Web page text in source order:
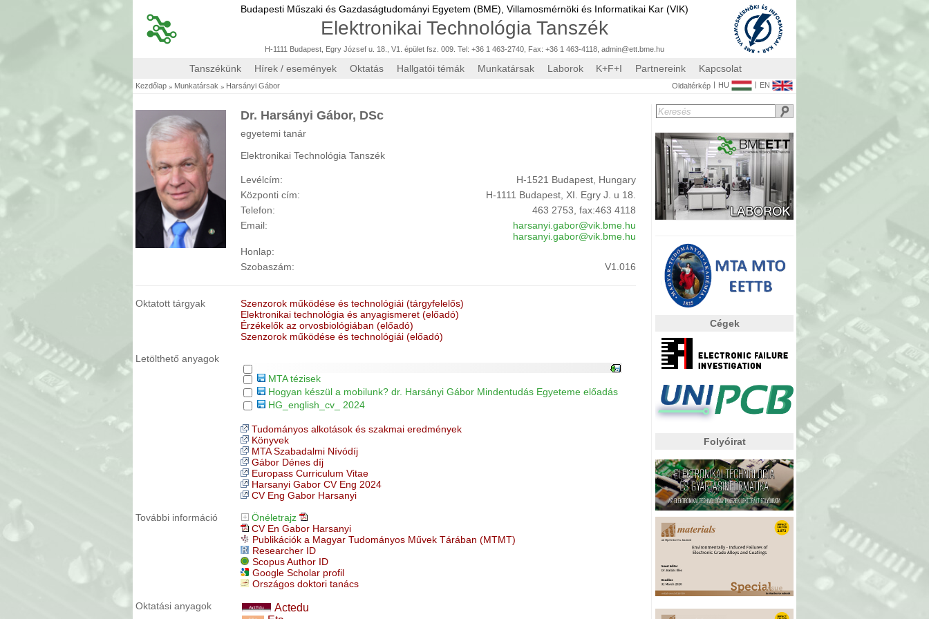
Budapesti Műszaki és Gazdaságtudományi Egyetem (BME), Villamosmérnöki és Informatikai Kar (VIK)
Elektronikai Technológia Tanszék
H-1111 Budapest, Egry József u. 18., V1. épület fsz. 009. Tel: +36 1 463-2740, Fax: +36 1 463-4118 admin@ett.bme.hu
Tanszékünk Hírek / események Oktatás Hallgatói témák Munkatársak Laborok K+F+I Partnereink Kapcsolat
Kezdőlap » Munkatársak » Harsányi Gábor Oldaltérkép | HU | EN
Dr. Harsányi Gábor, DSc
egyetemi tanár
Elektronikai Technológia Tanszék
Levélcím:
H-1521 Budapest, Hungary
Központi cím:
H-1111 Budapest, XI. Egry J. u 18.
Telefon:
463 2753, fax:463 4118
Email:
harsanyi.gabor@vik.bme.hu
harsanyi.gabor@vik.bme.hu
Honlap:
Szobaszám:
V1.016
Oktatott tárgyak
Szenzorok működése és technológiái (tárgyfelelős)
Elektronikai technológia és anyagismeret (előadó)
Érzékelők az orvosbiológiában (előadó)
Szenzorok működése és technológiái (előadó)
Letölthető anyagok
MTA tézisek
Hogyan készül a mobilunk? dr. Harsányi Gábor Mindentudás Egyeteme előadás
HG_english_cv_ 2024
Tudományos alkotások és szakmai eredmények
Könyvek
MTA Szabadalmi Nívódíj
Gábor Dénes díj
Europass Curriculum Vitae
Harsanyi Gabor CV Eng 2024
CV Eng Gabor Harsanyi
További információ
Önéletrajz
CV En Gabor Harsanyi
Publikációk a Magyar Tudományos Művek Tárában (MTMT)
Researcher ID
Scopus Author ID
Google Scholar profil
Országos doktori tanács
Oktatási anyagok
Actedu
Cégek
Folyóirat